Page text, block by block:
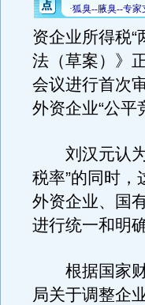
资企业所得税
法（草案）》
会议进行首次
外资企业“公平
刘汉元认为
税率”的同时
外资企业、国
进行统一和明
根据国家财
局关于调整企